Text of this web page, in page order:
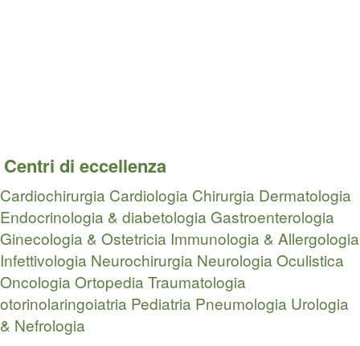
Centri di eccellenza
Cardiochirurgia Cardiologia Chirurgia Dermatologia
Endocrinologia & diabetologia Gastroenterologia
Ginecologia & Ostetricia Immunologia & Allergologia
Infettivologia Neurochirurgia NeurologiaOculistica
OncologiaOrtopedia Traumatologia
otorinolaringoiatria Pediatria Pneumologia Urologia
& Nefrologia